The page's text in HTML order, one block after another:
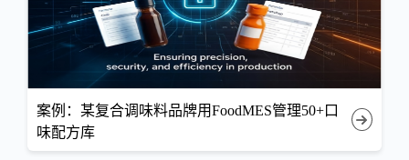
案例：某复合调味料品牌用FoodMES管理50+口
味配方库